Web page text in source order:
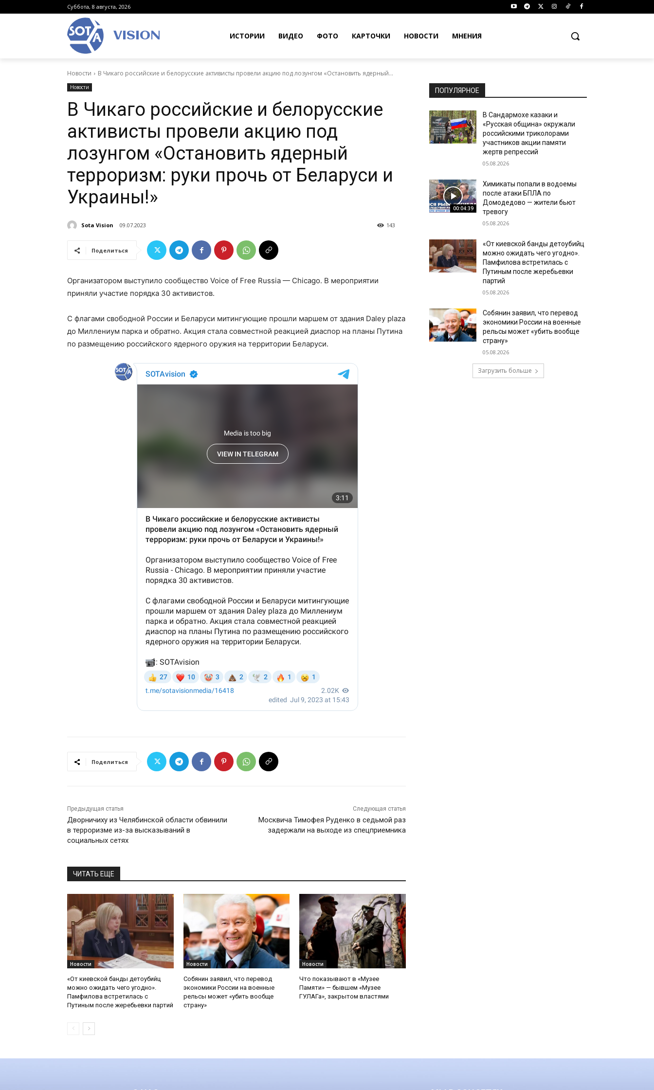
Суббота, 8 августа, 2026
VISION ИСТОРИИ ВИДЕО ФОТО КАРТОЧКИ НОВОСТИ МНЕНИЯ
Новости В Чикаго российские и белорусские активисты провели акцию под лозунгом «Остановить ядерный...
Новости
В Чикаго российские и белорусские
активисты провели акцию под
лозунгом «Остановить ядерный
терроризм: руки прочь от Беларуси и
Украины!»
Sota Vision 09.07.2023 143
Поделиться
Организатором выступило сообщество Voice of Free Russia — Chicago. В мероприятии
приняли участие порядка 30 активистов.
С флагами свободной России и Беларуси митингующие прошли маршем от здания Daley plaza
до Миллениум парка и обратно. Акция стала совместной реакцией диаспор на планы Путина
по размещению российского ядерного оружия на территории Беларуси.
Поделиться
Предыдущая статья
Дворничиху из Челябинской области обвинили
в терроризме из-за высказываний в
социальных сетях
Следующая статья
Москвича Тимофея Руденко в седьмой раз
задержали на выходе из спецприемника
ЧИТАТЬ ЕЩЕ
Новости
«От киевской банды детоубийц
можно ожидать чего угодно».
Памфилова встретилась с
Путиным после жеребьевки партий
Новости
Собянин заявил, что перевод
экономики России на военные
рельсы может «убить вообще
страну»
Новости
Что показывают в «Музее
Памяти» — бывшем «Музее
ГУЛАГа», закрытом властями
ПОПУЛЯРНОЕ
В Сандармохе казаки и
«Русская община» окружали
российскими триколорами
участников акции памяти
жертв репрессий
05.08.2026
00:04:39
Химикаты попали в водоемы
после атаки БПЛА по
Домодедово — жители бьют
тревогу
05.08.2026
«От киевской банды детоубийц
можно ожидать чего угодно».
Памфилова встретилась с
Путиным после жеребьевки
партий
05.08.2026
Собянин заявил, что перевод
экономики России на военные
рельсы может «убить вообще
страну»
05.08.2026
Загрузить больше